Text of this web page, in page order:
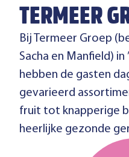
TERMEER
Bij Termeer Groep
Sacha en Manfield)
hebben de gasten
gevarieerd
fruit tot knapperige
heerlijke gezonde